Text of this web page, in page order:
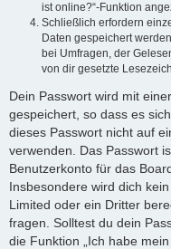
ist online?“-Funktion
Schließlich erfordern
Daten gespeichert
bei Umfragen, der
von dir gesetzte
Dein Passwort wird mit
gespeichert, so dass es
dieses Passwort nicht auf
verwenden. Das Passwort
Benutzerkonto für das
Insbesondere wird dich
Limited oder ein Dritter
fragen. Solltest du dein
die Funktion „Ich habe